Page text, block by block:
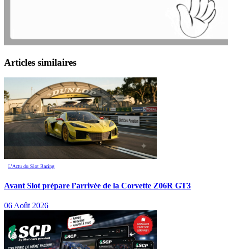
Articles similaires
L’Actu du Slot Racing
Avant Slot prépare l’arrivée de la Corvette Z06R GT3
06 Août 2026